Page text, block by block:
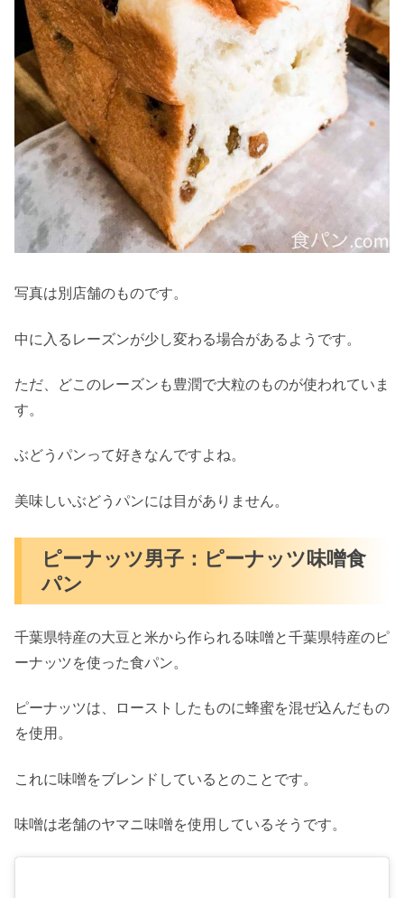
写真は別店舗のものです。
中に入るレーズンが少し変わる場合があるようです。
ただ、どこのレーズンも豊潤で大粒のものが使われていま
す。
ぶどうパンって好きなんですよね。
美味しいぶどうパンには目がありません。
ピーナッツ男子：ピーナッツ味噌食
パン
千葉県特産の大豆と米から作られる味噌と千葉県特産のピ
ーナッツを使った食パン。
ピーナッツは、ローストしたものに蜂蜜を混ぜ込んだもの
を使用。
これに味噌をブレンドしているとのことです。
味噌は老舗のヤマニ味噌を使用しているそうです。